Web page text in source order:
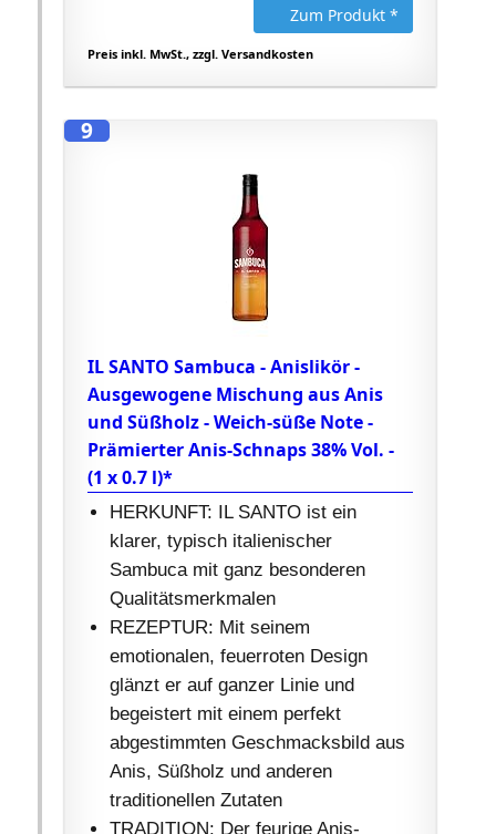
Zum Produkt *
Preis inkl. MwSt., zzgl. Versandkosten
9
IL SANTO Sambuca - Anislikör -
Ausgewogene Mischung aus Anis
und Süßholz - Weich-süße Note -
Prämierter Anis-Schnaps 38% Vol. -
(1 x 0.7 l)*
HERKUNFT: IL SANTO ist ein
klarer, typisch italienischer
Sambuca mit ganz besonderen
Qualitätsmerkmalen
REZEPTUR: Mit seinem
emotionalen, feuerroten Design
glänzt er auf ganzer Linie und
begeistert mit einem perfekt
abgestimmten Geschmacksbild aus
Anis, Süßholz und anderen
traditionellen Zutaten
TRADITION: Der feurige Anis-